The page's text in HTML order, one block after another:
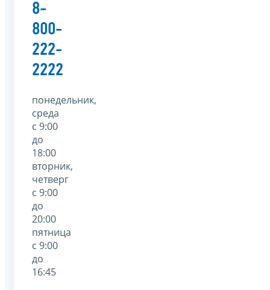
8-
800-
222-
2222
понедельник,
среда
с 9:00
до
18:00
вторник,
четверг
с 9:00
до
20:00
пятница
с 9:00
до
16:45